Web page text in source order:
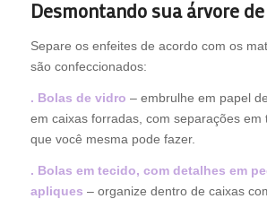
Desmontando sua árvore
Separe os enfeites de acordo com os
são confeccionados:
. Bolas de vidro – embrulhe em papel
em caixas forradas, com separações em
que você mesma pode fazer.
. Bolas em tecido, com detalhes em
apliques – organize dentro de caixas